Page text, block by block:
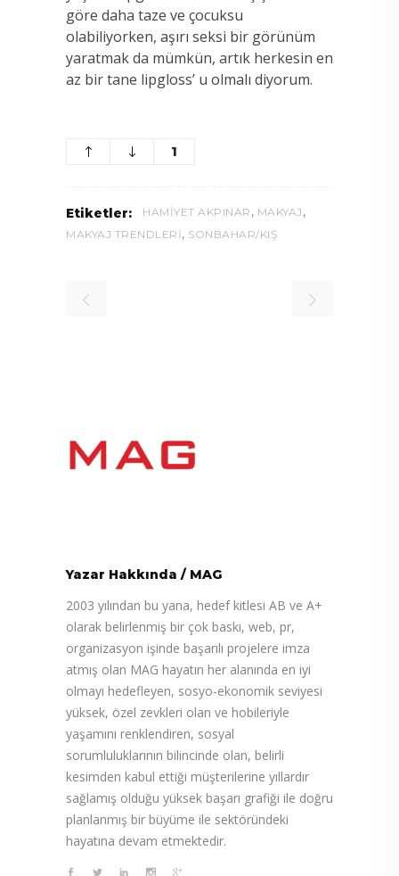
göre daha taze ve çocuksu
olabiliyorken, aşırı seksi bir görünüm
yaratmak da mümkün, artık herkesin en
az bir tane lipgloss’ u olmalı diyorum.
1
Etiketler: HAMIYET AKPINAR , MAKYAJ ,
MAKYAJ TRENDLERI , SONBAHAR/KIŞ
Yazar Hakkında / MAG
2003 yılından bu yana, hedef kitlesi AB ve A+
olarak belirlenmiş bir çok baskı, web, pr,
organizasyon işinde başarılı projelere imza
atmış olan MAG hayatın her alanında en iyi
olmayı hedefleyen, sosyo-ekonomik seviyesi
yüksek, özel zevkleri olan ve hobileriyle
yaşamını renklendiren, sosyal
sorumluluklarının bilincinde olan, belirli
kesimden kabul ettiği müşterilerine yıllardır
sağlamış olduğu yüksek başarı grafiği ile doğru
planlanmış bir büyüme ile sektöründeki
hayatına devam etmektedir.